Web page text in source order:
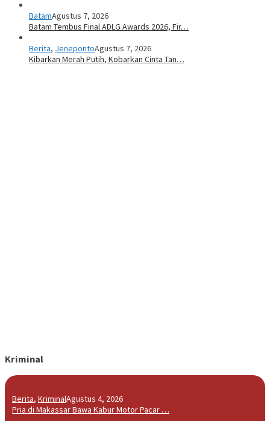
BatamAgustus 7, 2026
Batam Tembus Final ADLG Awards 2026, Fir…
Berita, JenepontoAgustus 7, 2026
Kibarkan Merah Putih, Kobarkan Cinta Tan…
Kriminal
Berita, KriminalAgustus 4, 2026
Pria di Makassar Bawa Kabur Motor Pacar …